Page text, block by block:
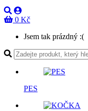
0 Kč
Jsem tak prázdný :(
PES